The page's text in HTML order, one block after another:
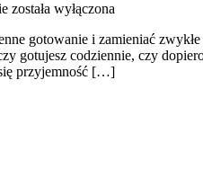
została wyłączona
gotowanie i zamieniać
gotujesz codziennie, czy
przyjemność […]